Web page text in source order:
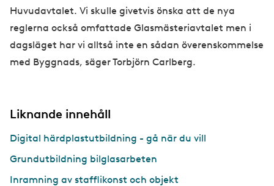
Huvudavtalet. Vi skulle givetvis önska att de nya
reglerna också omfattade Glasmästeriavtalet men i
dagsläget har vi alltså inte en sådan överenskommelse
med Byggnads, säger Torbjörn Carlberg.
Liknande innehåll
Digital härdplastutbildning - gå när du vill
Grundutbildning bilglasarbeten
Inramning av stafflikonst och objekt